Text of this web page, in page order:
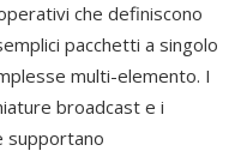
che definiscono
pacchetti a singolo
multi-elemento. I
broadcast e i
supportano